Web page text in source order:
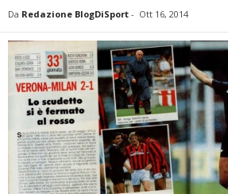
Da Redazione BlogDiSport - Ott 16, 2014